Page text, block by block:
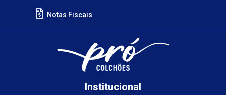
Notas Fiscais
Institucional